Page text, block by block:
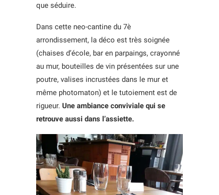
que séduire.
Dans cette neo-cantine du 7è
arrondissement, la déco est très soignée
(chaises d’école, bar en parpaings, crayonné
au mur, bouteilles de vin présentées sur une
poutre, valises incrustées dans le mur et
même photomaton) et le tutoiement est de
rigueur. Une ambiance conviviale qui se
retrouve aussi dans l’assiette.